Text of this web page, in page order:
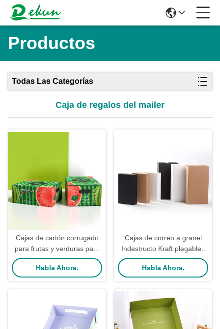
Productos
Todas Las Categorías
Caja de regalos del mailer
Cajas de cartón corrugado
para frutas y verduras para
sandía, pera, piña, naranja
Habla Ahora.
Cajas de correo a granel
Indestructo Kraft plegables
para envío de ropa interior y
calcetines
Habla Ahora.